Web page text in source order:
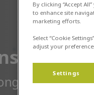
huisdier
By clicking “Accept
to enhance site
marketing efforts.
Select “Cookie
adjust your
Settings